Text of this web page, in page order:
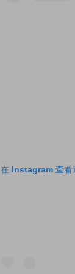
在 Instagram 查看